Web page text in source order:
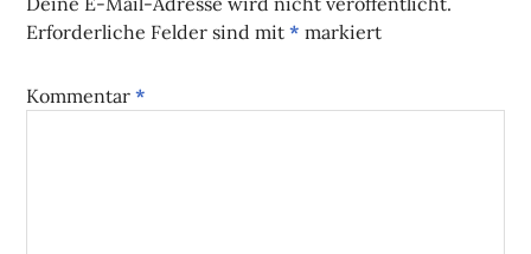
Erforderliche Felder sind mit* markiert
Kommentar*